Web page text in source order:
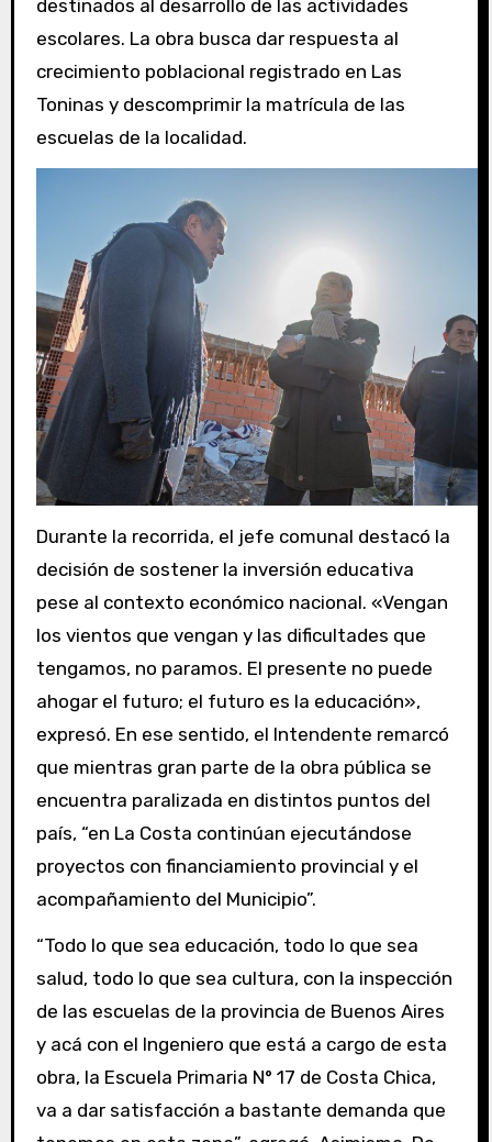
destinados al desarrollo de las actividades
escolares. La obra busca dar respuesta al
crecimiento poblacional registrado en Las
Toninas y descomprimir la matrícula de las
escuelas de la localidad.
Durante la recorrida, el jefe comunal destacó la
decisión de sostener la inversión educativa
pese al contexto económico nacional. «Vengan
los vientos que vengan y las dificultades que
tengamos, no paramos. El presente no puede
ahogar el futuro; el futuro es la educación»,
expresó. En ese sentido, el Intendente remarcó
que mientras gran parte de la obra pública se
encuentra paralizada en distintos puntos del
país, “en La Costa continúan ejecutándose
proyectos con financiamiento provincial y el
acompañamiento del Municipio”.
“Todo lo que sea educación, todo lo que sea
salud, todo lo que sea cultura, con la inspección
de las escuelas de la provincia de Buenos Aires
y acá con el Ingeniero que está a cargo de esta
obra, la Escuela Primaria N° 17 de Costa Chica,
va a dar satisfacción a bastante demanda que